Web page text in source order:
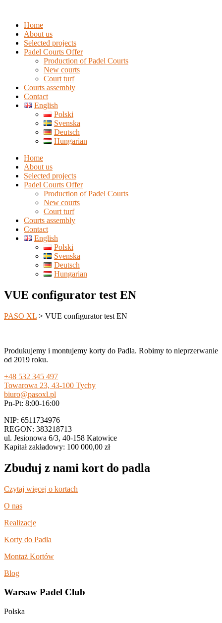
Home
About us
Selected projects
Padel Courts Offer
Production of Padel Courts
New courts
Court turf
Courts assembly
Contact
English
Polski
Svenska
Deutsch
Hungarian
Home
About us
Selected projects
Padel Courts Offer
Production of Padel Courts
New courts
Court turf
Courts assembly
Contact
English
Polski
Svenska
Deutsch
Hungarian
VUE configurator test EN
PASO XL > VUE configurator test EN
Produkujemy i montujemy korty do Padla. Robimy to nieprzerwanie
od 2019 roku.
+48 532 345 497
Towarowa 23, 43-100 Tychy
biuro@pasoxl.pl
Pn-Pt: 8:00-16:00
NIP: 6511734976
REGON: 383218713
ul. Jesionowa 6/3, 40-158 Katowice
Kapitał zakładowy: 100 000,00 zł
Zbuduj z nami kort do padla
Czytaj więcej o kortach
O nas
Realizacje
Korty do Padla
Montaż Kortów
Blog
Warsaw Padel Club
Polska